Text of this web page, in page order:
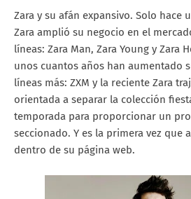
Zara y su afán expansivo. Solo hace
Zara amplió su negocio en el
líneas: Zara Man, Zara Young y Zara
unos cuantos años han aumentado
líneas más: ZXM y la reciente Zara
orientada a separar la colección
temporada para proporcionar un
seccionado. Y es la primera vez que
dentro de su página web.